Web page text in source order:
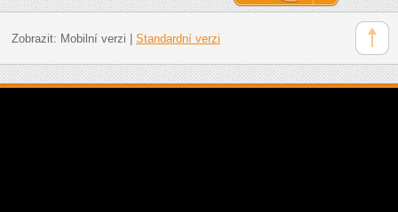
Zobrazit: Mobilní verzi Standardní verzi